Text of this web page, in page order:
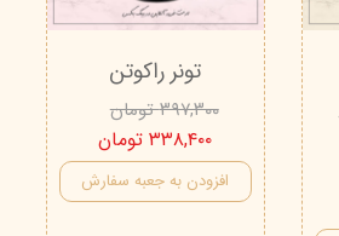
تونر راکوتن
۳۹۷,۳۰۰ تومان
۳۳۸,۴۰۰ تومان
افزودن به جعبه سفارش